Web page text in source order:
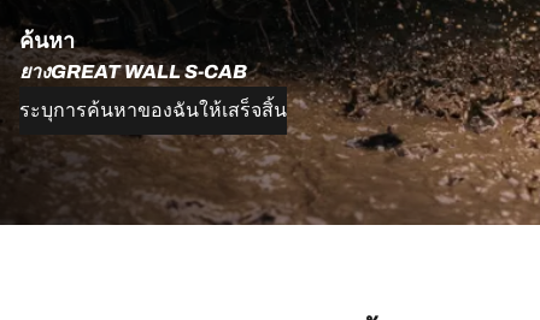
ค้นหา
ยางGREAT WALL S-CAB
ระบุการค้นหาของฉันให้เสร็จสิ้น